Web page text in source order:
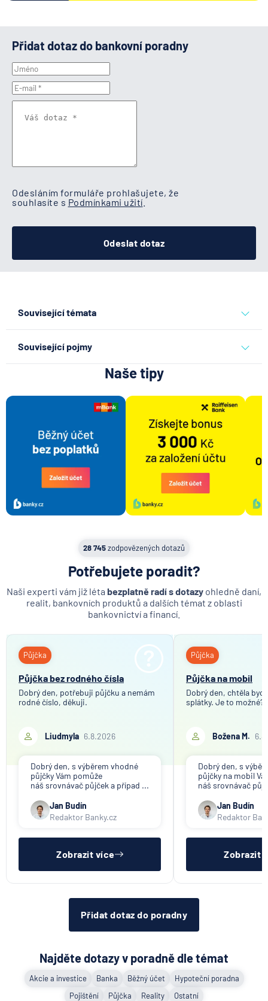
Přidat dotaz do bankovní poradny
Odesláním formuláře prohlašujete, že
souhlasíte s Podmínkami užití
Odeslat dotaz
Související témata
Související pojmy
Kodex mobility klientů
Doklad totožnosti
Výpis z úvěrového účtu
Předschválená půjčka
Retailové bankovnictví
Google pay
Rodinný příslušník
Naše tipy
28 745zodpovězených dotazů
Potřebujete poradit?
Naši experti vám již léta bezplatně radí s dotazy ohledně daní,
realit, bankovních produktů a dalších témat z oblasti
bankovnictví a financí.
Půjčka
Půjčka bez rodného čísla
Dobrý den, potřebuji půjčku a nemám
rodné číslo, děkuji.
Liudmyla 6.8.2026
Dobrý den, s výběrem vhodné
půjčky Vám pomůže
náš srovnávač půjček a případ ...
Jan Budín
Redaktor Banky.cz
Zobrazit více
Půjčka
Půjčka na mobil
Dobrý den, chtěla
splátky. Je to možné?
Božena M.
Dobrý den, s
půjčky na mobil
náš srovnávač
Jan Budín
Redaktor
Zobrazit
Přidat dotaz do poradny
Najděte dotazy v poradně dle témat
Akcie a investice Banka Běžný účet
Hypoteční poradna
Pojištění
Půjčka Reality Ostatní